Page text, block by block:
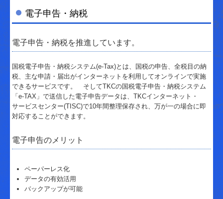
電子申告・納税
電子申告・納税を推進しています。
国税電子申告・納税システム(e-Tax)とは、国税の申告、全税目の納
税、主な申請・届出がインターネットを利用してオンラインで実施
できるサービスです。 そしてTKCの国税電子申告・納税システム
「e-TAX」で送信した電子申告データは、TKCインターネット・
サービスセンター(TISC)で10年間整理保存され、万が一の場合に即
対応することができます。
電子申告のメリット
ペーパーレス化
データの有効活用
バックアップが可能